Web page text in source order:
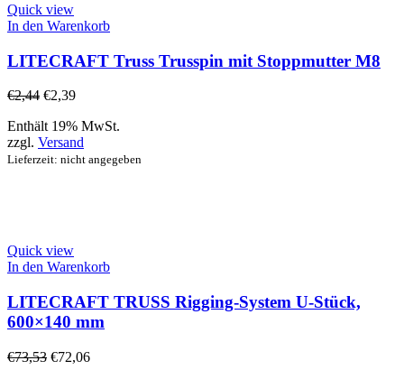
Quick view
In den Warenkorb
LITECRAFT Truss Trusspin mit Stoppmutter M8
€2,44 €2,39
Enthält 19% MwSt.
zzgl. Versand
Lieferzeit: nicht angegeben
Quick view
In den Warenkorb
LITECRAFT TRUSS Rigging-System U-Stück,
600×140 mm
€73,53 €72,06